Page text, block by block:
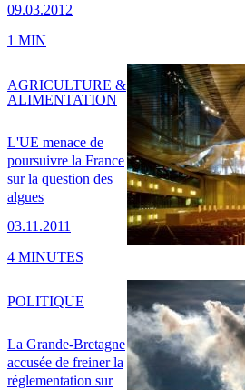
09.03.2012
1 MIN
L'UE menace de
poursuivre la France
sur la question des
algues
03.11.2011
AGRICULTURE &
ALIMENTATION
4 MINUTES
La Grande-Bretagne
accusée de freiner la
réglementation sur
POLITIQUE